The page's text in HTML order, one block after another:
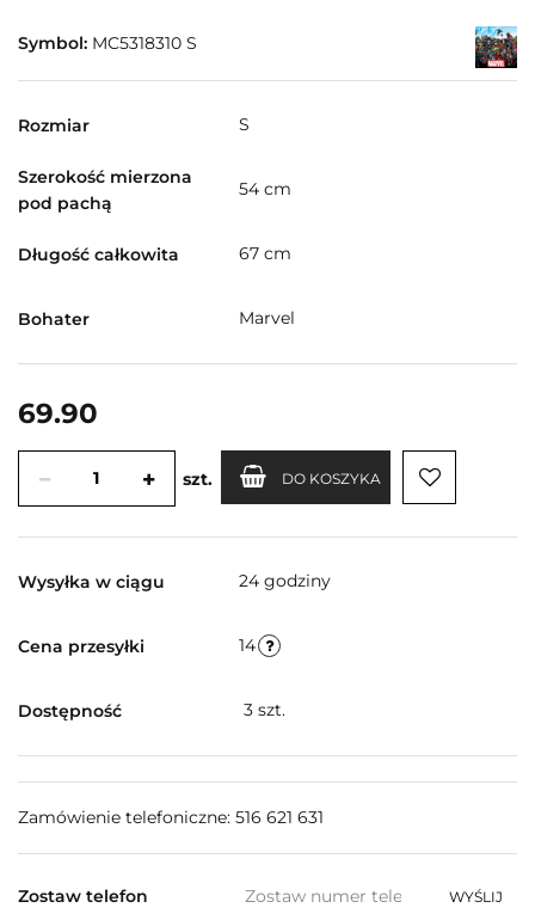
Symbol: MC5318310 S
Rozmiar S
Szerokość mierzona
pod pachą
54 cm
Długość całkowita 67 cm
Bohater Marvel
69.90
szt. DO KOSZYKA
Wysyłka w ciągu 24 godziny
Cena przesyłki 14
Dostępność 3 szt.
Zamówienie telefoniczne: 516 621 631
Zostaw telefon WYŚLIJ